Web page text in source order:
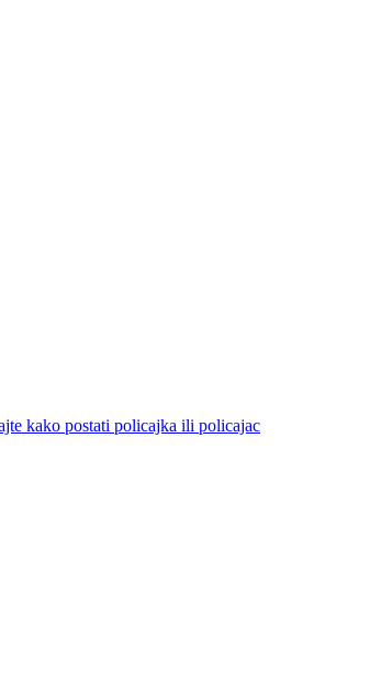
kako postati policajka ili policajac